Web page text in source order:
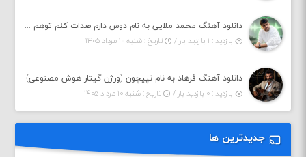
دانلود آهنگ محمد ملایی به نام دوس دارم صدات کنم توهم بگی جونم نیمه پنهونم
بازدید : ۱ بازدید بار /
تاریخ : شنبه ۱۰ مرداد ۱۴۰۵
دانلود آهنگ فرهاد به نام نپیچون (ورژن گیتار هوش مصنوعی)
بازدید : ۰ بازدید بار /
تاریخ : شنبه ۱۰ مرداد ۱۴۰۵
جدیدترین ها